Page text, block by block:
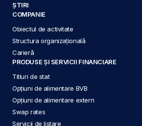
ȘTIRI
COMPANIE
Obiectul de activitate
Structura organizațională
Carieră
PRODUSE ȘI SERVICII FINANCIARE
Titluri de stat
Opțiuni de alimentare BVB
Opțiuni de alimentare extern
Swap rates
Servicii de listare